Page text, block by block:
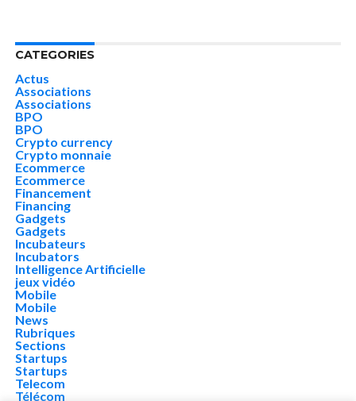
CATEGORIES
Actus
Associations
Associations
BPO
BPO
Crypto currency
Crypto monnaie
Ecommerce
Ecommerce
Financement
Financing
Gadgets
Gadgets
Incubateurs
Incubators
Intelligence Artificielle
jeux vidéo
Mobile
Mobile
News
Rubriques
Sections
Startups
Startups
Telecom
Télécom